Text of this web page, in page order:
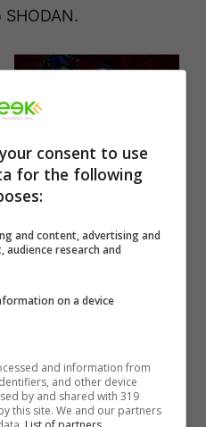
una
e futuristiche
le nuove aree della
trappole,
ricerca per cercare
distruzione.
consent to use
for the following
and content, advertising and
research and
on a device
and information from
and other device
by and shared with 319
this site. We and our partners